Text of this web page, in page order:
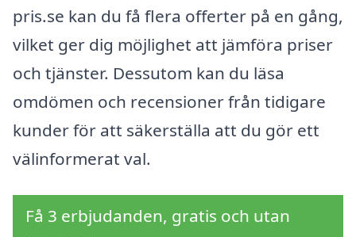
pris.se kan du få flera offerter på en gång,
vilket ger dig möjlighet att jämföra priser
och tjänster. Dessutom kan du läsa
omdömen och recensioner från tidigare
kunder för att säkerställa att du gör ett
välinformerat val.
Få 3 erbjudanden, gratis och utan